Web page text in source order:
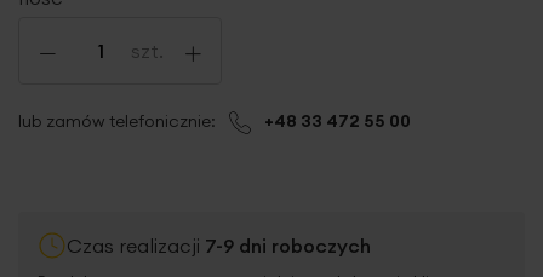
- szt. +
lub zamów telefonicznie: +48 33 472 55 00
Czas realizacji 7-9 dni roboczych